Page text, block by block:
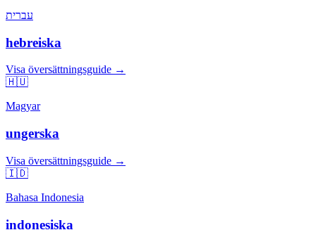
עברית
hebreiska
Visa översättningsguide →
🇭🇺
Magyar
ungerska
Visa översättningsguide →
🇮🇩
Bahasa Indonesia
indonesiska